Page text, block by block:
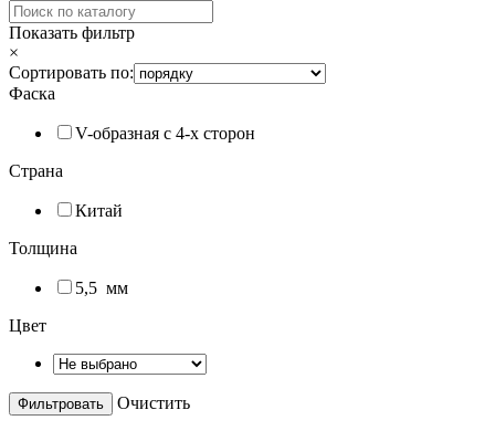
Показать фильтр
×
Сортировать по:
Фаска
V-образная с 4-x сторон
Страна
Китай
Толщина
5,5 мм
Цвет
Очистить